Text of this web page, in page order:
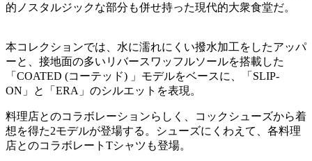
的ノスタルジックな部分も併せ持った現代的大衆食堂だ。
本コレクションでは、水に濡れにくい撥水加工をしたアッパ
ーと、接地面の多いリバースワッフルソールを搭載した
「COATED (コーテッド) 」モデルをベースに、「SLIP-
ON」と「ERA」のシルエットを表現。
料理店とのコラボレーションらしく、コックシューズから着
想を得た2モデルが登場する。シューズにくわえて、各料理
店とのコラボレートTシャツも登場。